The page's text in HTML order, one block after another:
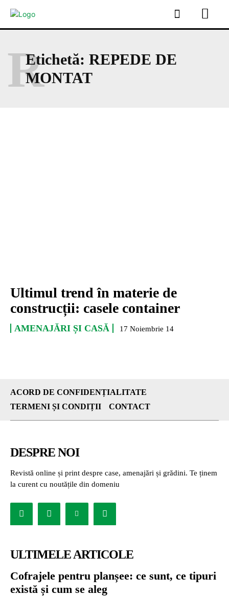
Etichetă: REPEDE DE
MONTAT
R
Ultimul trend în materie de
construcții: casele container
AMENAJĂRI ȘI CASĂ 17 Noiembrie 14
ACORD DE CONFIDENȚIALITATE
TERMENI ȘI CONDIȚII
CONTACT
DESPRE NOI
Revistă online și print despre case, amenajări și grădini. Te ținem
la curent cu noutățile din domeniu
ULTIMELE ARTICOLE
Cofrajele pentru planșee: ce sunt, ce tipuri
există și cum se aleg